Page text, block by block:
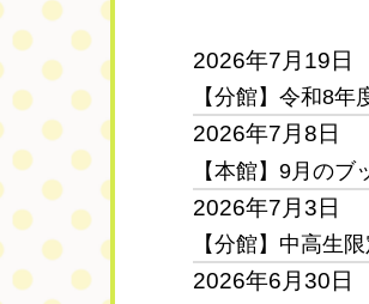
イ
ベ
ン
ト
2026年7月19日
【分館】令和8
2026年7月8日
【本館】9月のブ
2026年7月3日
【分館】中高生
2026年6月30日